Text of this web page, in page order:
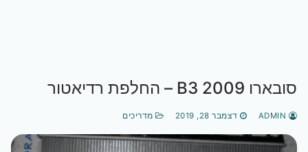
סובארו B3 2009 – החלפת רדיאטור
דצמבר 28, 2019 מדריכים